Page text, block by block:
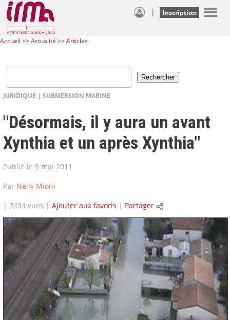
| Inscription
Accueil >>Actualité >>Articles
JURIDIQUE | SUBMERSION MARINE
"Désormais, il y aura un avant
Xynthia et un après Xynthia"
Publié le 5 mai 2011
Par Nelly Mioni
| 7434 vues | Ajouter aux favoris | Partager